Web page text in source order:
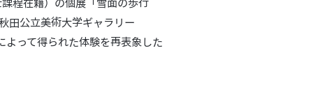
課程在籍）の個展「雪面の歩行
公立美術大学ギャラリー
って得られた体験を再表象した